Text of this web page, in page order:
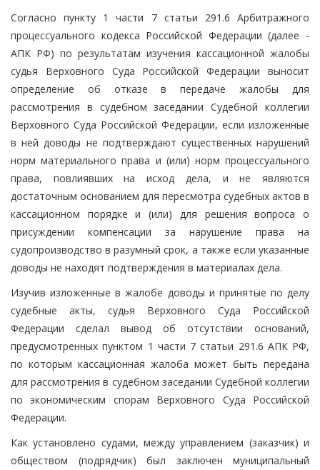
Согласно пункту 1 части 7 статьи 291.6 Арбитражного
процессуального кодекса Российской Федерации (далее -
АПК РФ) по результатам изучения кассационной жалобы
судья Верховного Суда Российской Федерации выносит
определение об отказе в передаче жалобы для
рассмотрения в судебном заседании Судебной коллегии
Верховного Суда Российской Федерации, если изложенные
в ней доводы не подтверждают существенных нарушений
норм материального права и (или) норм процессуального
права, повлиявших на исход дела, и не являются
достаточным основанием для пересмотра судебных актов в
кассационном порядке и (или) для решения вопроса о
присуждении компенсации за нарушение права на
судопроизводство в разумный срок, а также если указанные
доводы не находят подтверждения в материалах дела.
Изучив изложенные в жалобе доводы и принятые по делу
судебные акты, судья Верховного Суда Российской
Федерации сделал вывод об отсутствии оснований,
предусмотренных пунктом 1 части 7 статьи 291.6 АПК РФ,
по которым кассационная жалоба может быть передана
для рассмотрения в судебном заседании Судебной коллегии
по экономическим спорам Верховного Суда Российской
Федерации.
Как установлено судами, между управлением (заказчик) и
обществом (подрядчик) был заключен муниципальный